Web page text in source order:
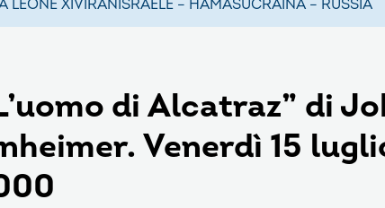
LEONE XIVIRANISRAELE – HAMASUCRAINA – RUSSIA
di Alcatraz” di
Venerdì 15